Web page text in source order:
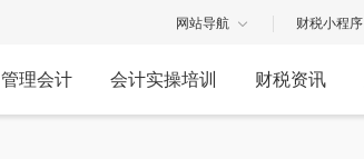
网站导航 财税小程序
管理会计 会计实操培训 财税资讯